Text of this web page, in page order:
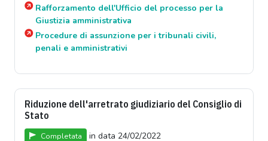
Rafforzamento dell'Ufficio del processo per la
Giustizia amministrativa
Procedure di assunzione per i tribunali civili,
penali e amministrativi
Riduzione dell'arretrato giudiziario del Consiglio di
Stato
Completata
in data 24/02/2022